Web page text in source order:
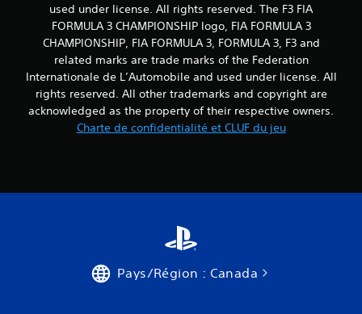
used under license. All rights reserved. The F3 FIA
FORMULA 3 CHAMPIONSHIP logo, FIA FORMULA 3
CHAMPIONSHIP, FIA FORMULA 3, FORMULA 3, F3 and
related marks are trade marks of the Federation
Internationale de L’Automobile and used under license. All
rights reserved. All other trademarks and copyright are
acknowledged as the property of their respective owners.
Charte de confidentialité et CLUF du jeu
Pays/Région : Canada